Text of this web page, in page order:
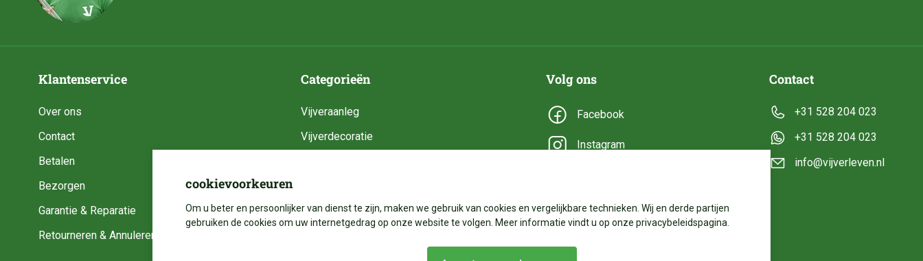
Klantenservice
Over ons
Contact
Betalen
Bezorgen
Garantie & Reparatie
Retourneren & Annuleren
Categorieën
Vijveraanleg
Vijverdecoratie
Vijverbenodigdheden
Volg ons
Facebook
Instagram
Contact
+31 528 204 023
+31 528 204 023
info@vijverleven.nl
cookievoorkeuren
Om u beter en persoonlijker van dienst te zijn, maken we gebruik van cookies en vergelijkbare technieken. Wij en derde partijen
gebruiken de cookies om uw internetgedrag op onze website te volgen. Meer informatie vindt u op onze privacybeleidspagina.